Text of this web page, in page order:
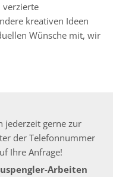
verzierte
kreativen Ideen
Wünsche mit, wir
jederzeit gerne zur
der Telefonnummer
Ihre Anfrage!
Arbeiten